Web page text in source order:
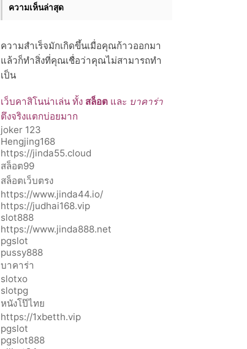
ความเห็นล่าสุด
ความสำเร็จมักเกิดขึ้นเมื่อคุณก้าวออกมา
แล้วก็ทำสิ่งที่คุณเชื่อว่าคุณไม่สามารถทำ
เป็น
เว็บคาสิโนน่าเล่น ทั้ง สล็อต และ บาคาร่า
ตึงจริงแตกบ่อยมาก
joker 123
Hengjing168
https://jinda55.cloud
สล็อต99
สล็อตเว็บตรง
https://www.jinda44.io/
https://judhai168.vip
slot888
https://www.jinda888.net
pgslot
pussy888
บาคาร่า
slotxo
slotpg
หนังโป๊ไทย
https://1xbetth.vip
pgslot
pgslot888